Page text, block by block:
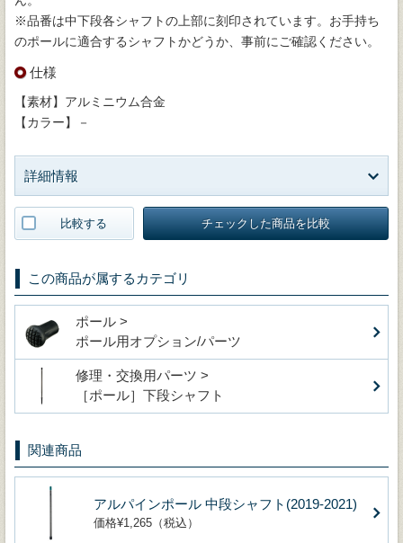
※品番は中下段各シャフトの上部に刻印されています。お手持ち
のポールに適合するシャフトかどうか、事前にご確認ください。
仕様
【素材】アルミニウム合金
【カラー】－
詳細情報
比較する チェックした商品を比較
この商品が属するカテゴリ
ポール >
ポール用オプション/パーツ
修理・交換用パーツ >
［ポール］下段シャフト
関連商品
アルパインポール 中段シャフト(2019-2021)
価格¥1,265（税込）